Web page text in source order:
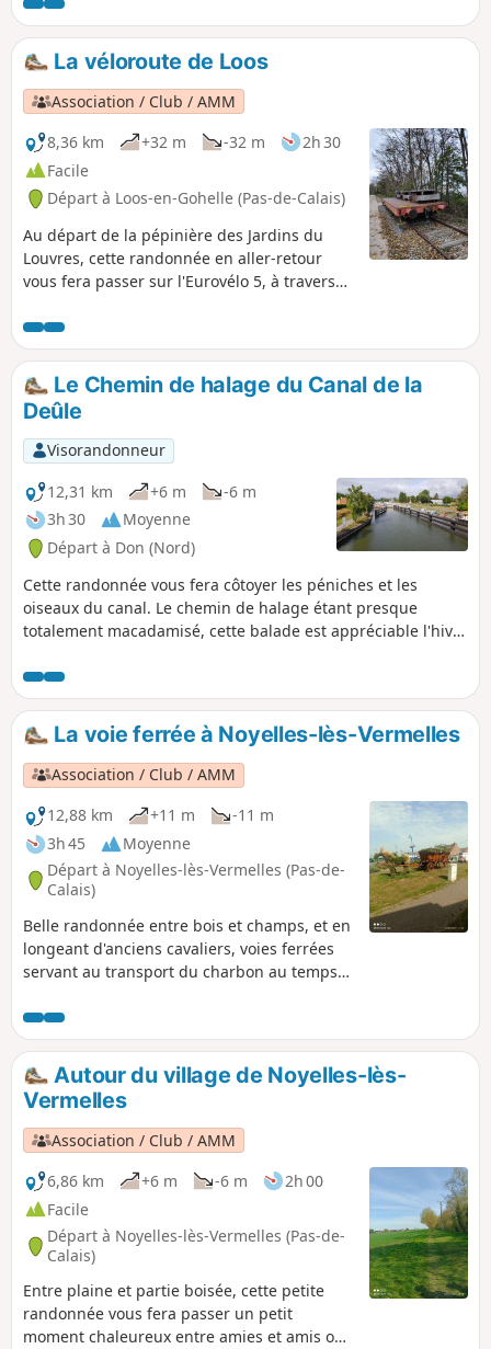
La véloroute de Loos
Association / Club / AMM
8,36 km
+32 m -32 m
2h 30
Facile
Départ à Loos-en-Gohelle (Pas-de-Calais)
Au départ de la pépinière des Jardins du
Louvres, cette randonnée en aller-retour
vous fera passer sur l'Eurovélo 5, à travers
Saint-Auguste, où vous ferez demi-tour.
Le Chemin de halage du Canal de la
Deûle
Visorandonneur
12,31 km
+6 m
-6 m
3h 30
Moyenne
Départ à Don (Nord)
Cette randonnée vous fera côtoyer les péniches et les
oiseaux du canal. Le chemin de halage étant presque
totalement macadamisé, cette balade est appréciable l'hiver
La voie ferrée à Noyelles-lès-Vermelles
Association / Club / AMM
12,88 km
+11 m
-11 m
3h 45
Moyenne
Départ à Noyelles-lès-Vermelles (Pas-de-
Calais)
Belle randonnée entre bois et champs, et en
longeant d'anciens cavaliers, voies ferrées
servant au transport du charbon au temps
Autour du village de Noyelles-lès-
Vermelles
Association / Club / AMM
6,86 km
+6 m -6 m
2h 00
Facile
Départ à Noyelles-lès-Vermelles (Pas-de-
Calais)
Entre plaine et partie boisée, cette petite
randonnée vous fera passer un petit
moment chaleureux entre amies et amis ou